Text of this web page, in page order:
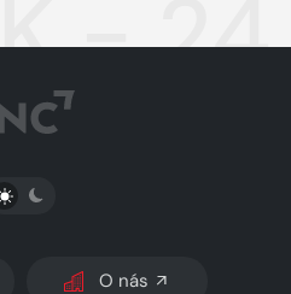
-
PŘEPNOUT SVĚTLÝ/TMAVÝ REŽIM
O nás